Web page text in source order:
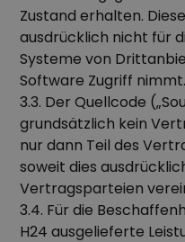
Zustand erhalten.
ausdrücklich nicht für
Systeme von
Software Zugriff nimmt.
3.3. Der Quellcode
grundsätzlich kein
nur dann Teil des
soweit dies
Vertragsparteien
3.4. Für die
H24 ausgelieferte